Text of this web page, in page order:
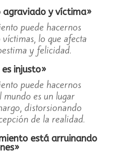
agraviado y víctima»
puede hacernos
lo que afecta
y felicidad.
injusto»
puede hacernos
mundo es un lugar
distorsionando
de la realidad.
está arruinando